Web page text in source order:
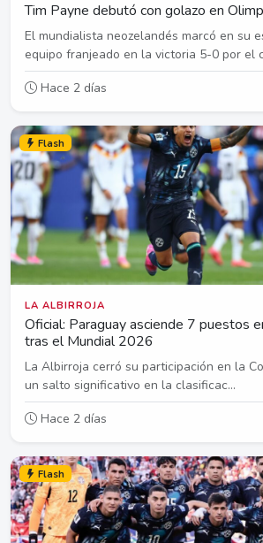
Tim Payne debutó con golazo en
El mundialista neozelandés marcó en su
equipo franjeado en la victoria 5-0 por el
Hace 2 días
Flash
LA ALBIRROJA
Oficial: Paraguay asciende 7 puestos
tras el Mundial 2026
La Albirroja cerró su participación en la
un salto significativo en la clasificac...
Hace 2 días
Flash